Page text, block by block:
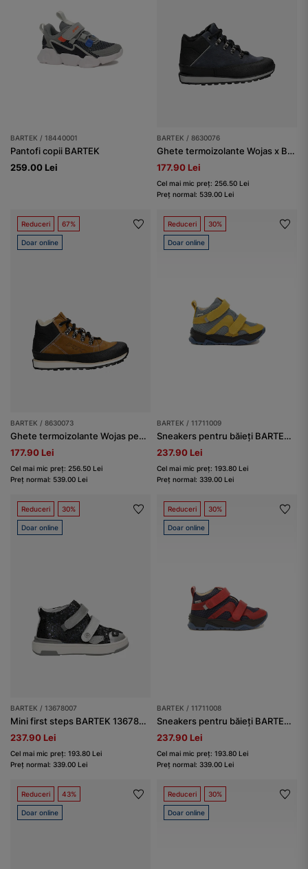
BARTEK / 18440001
Pantofi copii BARTEK
259.00 Lei
BARTEK / 8630076
Ghete termoizolante Wojas x Bartek 8630076, bleumarin-negru
177.90 Lei
Cel mai mic preț: 256.50 Lei
Preț normal: 539.00 Lei
Reduceri 67%
Doar online
BARTEK / 8630073
Ghete termoizolante Wojas pentru băieți x Bartek 8630073, maro
177.90 Lei
Cel mai mic preț: 256.50 Lei
Preț normal: 539.00 Lei
Reduceri 30%
Doar online
BARTEK / 11711009
Sneakers pentru băieți BARTEK 11711009, albastru-galben
237.90 Lei
Cel mai mic preț: 193.80 Lei
Preț normal: 339.00 Lei
Reduceri 30%
Doar online
BARTEK / 13678007
Mini first steps BARTEK 13678007, bleumarin-gri
237.90 Lei
Cel mai mic preț: 193.80 Lei
Preț normal: 339.00 Lei
Reduceri 30%
Doar online
BARTEK / 11711008
Sneakers pentru băieți BARTEK 11711008, bleumarin-rosu
237.90 Lei
Cel mai mic preț: 193.80 Lei
Preț normal: 339.00 Lei
Reduceri 43%
Doar online
Reduceri 30%
Doar online